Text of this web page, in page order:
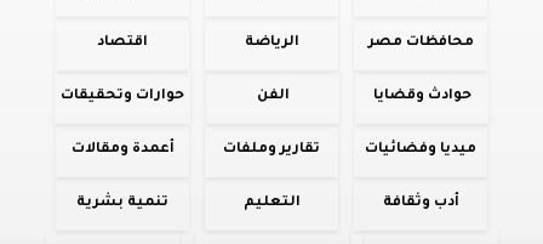
محافظات مصر الرياضة اقتصاد
حوادث وقضايا الفن حوارات وتحقيقات
ميديا وفضائيات تقارير وملفات أعمدة ومقالات
أدب وثقافة التعليم تنمية بشرية